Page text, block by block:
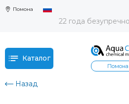
Помона
22 года
Каталог
Помона
Назад